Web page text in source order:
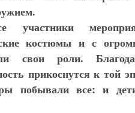
участники
костюмы и с
свои роли.
прикоснутся к той
побывали все: и